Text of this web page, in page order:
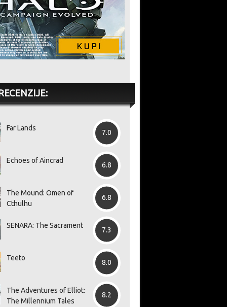
Far Lands
7.0
Echoes of Aincrad
6.8
The Mound: Omen of
Cthulhu
6.8
SENARA: The Sacrament
7.3
Teeto
8.0
The Adventures of Elliot:
The Millennium Tales
8.2